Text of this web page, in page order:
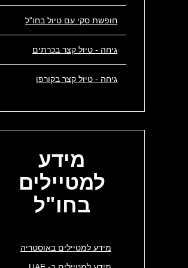
חופשת סקי עם טיול בחו"ל
גיחה - טיול קצר בכרתים
גיחה - טיול קצר בקורפו
מידע
למטיילים
בחו"ל
מידע למטיילים באוסטריה